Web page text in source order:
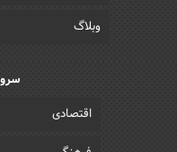
وبلاگ
اقتصادی